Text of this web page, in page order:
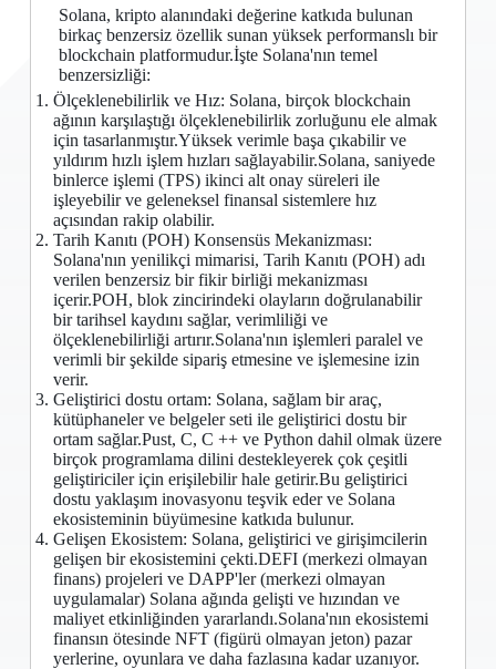
Solana, kripto alanındaki değerine katkıda bulunan
birkaç benzersiz özellik sunan yüksek performanslı bir
blockchain platformudur.İşte Solana'nın temel
benzersizliği:
Ölçeklenebilirlik ve Hız: Solana, birçok blockchain
ağının karşılaştığı ölçeklenebilirlik zorluğunu ele almak
için tasarlanmıştır.Yüksek verimle başa çıkabilir ve
yıldırım hızlı işlem hızları sağlayabilir.Solana, saniyede
binlerce işlemi (TPS) ikinci alt onay süreleri ile
işleyebilir ve geleneksel finansal sistemlere hız
açısından rakip olabilir.
Tarih Kanıtı (POH) Konsensüs Mekanizması:
Solana'nın yenilikçi mimarisi, Tarih Kanıtı (POH) adı
verilen benzersiz bir fikir birliği mekanizması
içerir.POH, blok zincirindeki olayların doğrulanabilir
bir tarihsel kaydını sağlar, verimliliği ve
ölçeklenebilirliği artırır.Solana'nın işlemleri paralel ve
verimli bir şekilde sipariş etmesine ve işlemesine izin
verir.
Geliştirici dostu ortam: Solana, sağlam bir araç,
kütüphaneler ve belgeler seti ile geliştirici dostu bir
ortam sağlar.Pust, C, C ++ ve Python dahil olmak üzere
birçok programlama dilini destekleyerek çok çeşitli
geliştiriciler için erişilebilir hale getirir.Bu geliştirici
dostu yaklaşım inovasyonu teşvik eder ve Solana
ekosisteminin büyümesine katkıda bulunur.
Gelişen Ekosistem: Solana, geliştirici ve girişimcilerin
gelişen bir ekosistemini çekti.DEFI (merkezi olmayan
finans) projeleri ve DAPP'ler (merkezi olmayan
uygulamalar) Solana ağında gelişti ve hızından ve
maliyet etkinliğinden yararlandı.Solana'nın ekosistemi
finansın ötesinde NFT (figürü olmayan jeton) pazar
yerlerine, oyunlara ve daha fazlasına kadar uzanıyor.